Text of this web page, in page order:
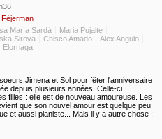
Féjerman
María Sardá
Maria Pujalte
Sirova Chisco Amado
Alex Angulo
Elorriaga
Jimena et Sol pour fêter l'anniversaire
depuis plusieurs années. Celle-ci
filles : elle est de nouveau amoureuse. Les
que son nouvel amour est quelque peu
et aussi pianiste... Mais il y a autre chose :